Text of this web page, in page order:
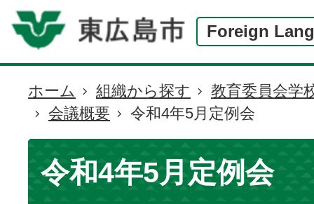
Foreign
現
在
の
置
ホーム 組織から探す
教育委員会学
会議概要
令和4年5月定例会
令和4年5月定例会